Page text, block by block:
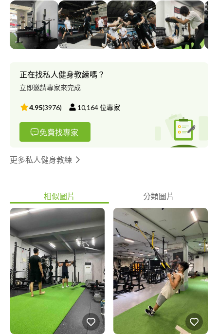
帶您認識多元強壯文化，回歸肌礎，循序漸進穩穩堆疊肌力，根據
您個人狀況設計課程，幫助您安全學習直槓及各種特殊槓等自由重
量，找回自信及健康！ ?專長項目： 特殊族群訓練（中老年銀髮
族/懷孕/傷病術後/慢性疾病 /肌少症/骨鬆） 增加運動表現（最大
肌力/爆發力/專項肌力/週期化訓練) 健力三項(蹲舉/臥舉/硬舉) ?特
師；飲食控制找營養師；訓練找教練！ 訓練無法取代醫療，教練
非醫療專業，請讓醫師評估是否適合訓練，或給予訓練上的禁忌及
限制，並依據當日身體狀況調整課程內容！ ?專業證照 功能性訓練
CFSC Level1 中華民國肌力及體能教練丙級(怪獸訓練-何立安博士
授證) 怪獸訓練抗老化肌力及體能教練 中華民國健力B級教練 中華
民國健力C級裁判 ?上課地點 羅東鎮中山路二段510號1樓 宜蘭市可
私訊討論
正在找私人健身教練嗎？
立即邀請專家來完成
4.95(3976) 10,164位專家
免費找專家
更多私人健身教練
相似圖片 分類圖片